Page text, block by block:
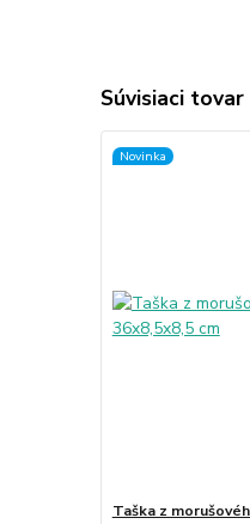
Súvisiaci tovar
Novinka
Taška z